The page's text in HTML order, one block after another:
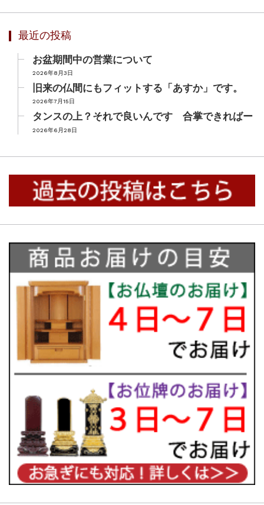
最近の投稿
お盆期間中の営業について
2026年8月3日
旧来の仏間にもフィットする「あすか」です。
2026年7月15日
タンスの上？それで良いんです 合掌できればー
2026年6月28日